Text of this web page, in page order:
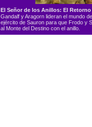
El Señor de los Anillos: El Retorno
Gandalf y Aragorn lideran el mundo
ejército de Sauron para que Frodo y
al Monte del Destino con el anillo.